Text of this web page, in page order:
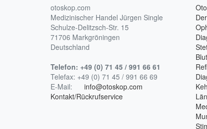
otoskop.com
Medizinischer Handel Jürgen Single
Schulze-Delitzsch-Str. 15
71706 Markgröningen
Deutschland
Telefon: +49 (0) 71 45 / 991 66 61
Telefax: +49 (0) 71 45 / 991 66 69
E-Mail:
info@otoskop.com
Kontakt/Rückrufservice